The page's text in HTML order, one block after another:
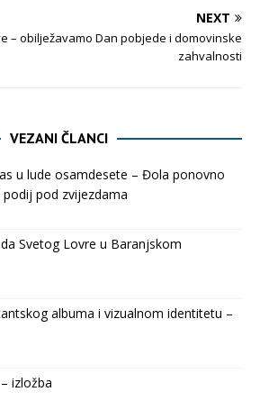
NEXT
– obilježavamo Dan pobjede i domovinske
zahvalnosti
VEZANI ČLANCI
u lude osamdesete – Đola ponovno
pod zvijezdama
Svetog Lovre u Baranjskom
albuma i vizualnom identitetu –
izložba